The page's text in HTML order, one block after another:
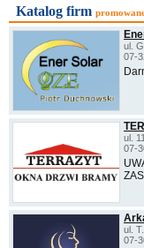
Katalog firm
ul.
07-
ul.
07-
ul.
07-